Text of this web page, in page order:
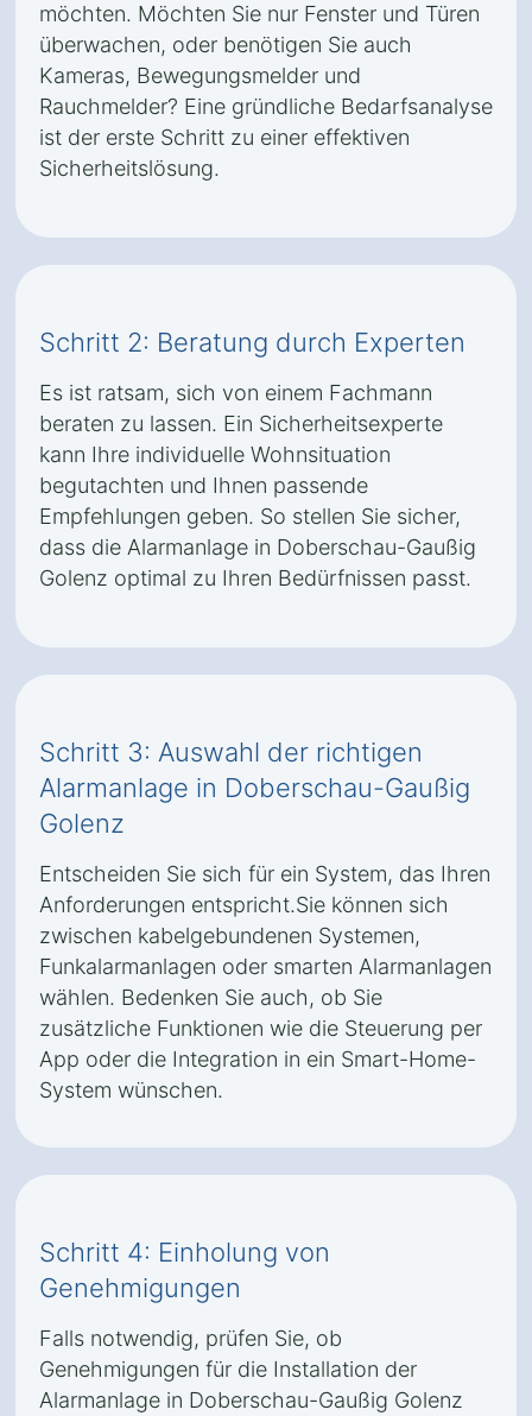
möchten. Möchten Sie nur Fenster und Türen
überwachen, oder benötigen Sie auch
Kameras, Bewegungsmelder und
Rauchmelder? Eine gründliche Bedarfsanalyse
ist der erste Schritt zu einer effektiven
Sicherheitslösung.
Schritt 2: Beratung durch Experten
Es ist ratsam, sich von einem Fachmann
beraten zu lassen. Ein Sicherheitsexperte
kann Ihre individuelle Wohnsituation
begutachten und Ihnen passende
Empfehlungen geben. So stellen Sie sicher,
dass die Alarmanlage in Doberschau-Gaußig
Golenz optimal zu Ihren Bedürfnissen passt.
Schritt 3: Auswahl der richtigen
Alarmanlage in Doberschau-Gaußig
Golenz
Entscheiden Sie sich für ein System, das Ihren
Anforderungen entspricht.Sie können sich
zwischen kabelgebundenen Systemen,
Funkalarmanlagen oder smarten Alarmanlagen
wählen. Bedenken Sie auch, ob Sie
zusätzliche Funktionen wie die Steuerung per
App oder die Integration in ein Smart-Home-
System wünschen.
Schritt 4: Einholung von
Genehmigungen
Falls notwendig, prüfen Sie, ob
Genehmigungen für die Installation der
Alarmanlage in Doberschau-Gaußig Golenz